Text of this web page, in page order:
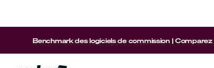
Benchmark des logiciels de commission |